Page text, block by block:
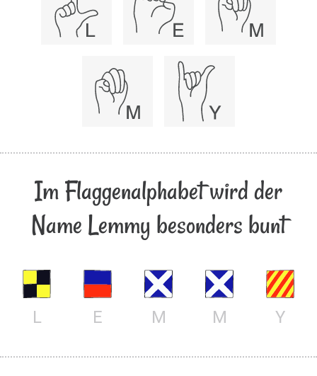
Im Flaggenalphabet wird der
Name Lemmy besonders bunt
L E M M Y